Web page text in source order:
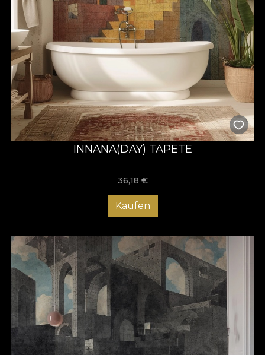
INNANA(DAY) TAPETE
36,18 €
Kaufen